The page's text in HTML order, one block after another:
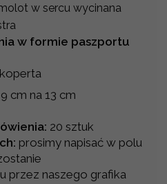
w sercu wycinana
w formie paszportu
9 cm na 13 cm
20 sztuk
prosimy napisać w polu
przez naszego grafika